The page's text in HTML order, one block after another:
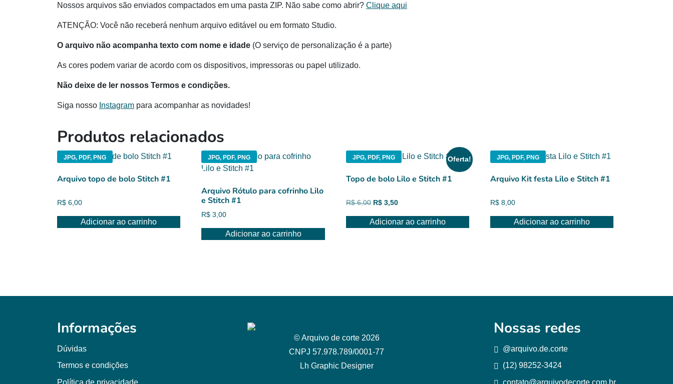
Nossos arquivos são enviados compactados em uma pasta ZIP. Não sabe como abrir? Clique aqui
ATENÇÃO: Você não receberá nenhum arquivo editável ou em formato Studio.
O arquivo não acompanha texto com nome e idade (O serviço de personalização é a parte)
As cores podem variar de acordo com os dispositivos, impressoras ou papel utilizado.
Não deixe de ler nossos Termos e condições.
Siga nosso Instagram para acompanhar as novidades!
Produtos relacionados
JPG, PDF, PNG
Arquivo topo de bolo Stitch #1
R$ 6,00
Adicionar ao carrinho
JPG, PDF, PNG
Arquivo Rótulo para cofrinho Lilo
e Stitch #1
R$ 3,00
Adicionar ao carrinho
JPG, PDF, PNG Oferta!
Topo de bolo Lilo e Stitch #1
R$6,00 O
original
R$3,50O
atual
Adicionar ao carrinho
JPG, PDF, PNG
Arquivo Kit festa Lilo e Stitch #1
R$ 8,00
Adicionar ao carrinho
Informações
Dúvidas
Termos e condições
Política de privacidade
© Arquivo de corte 2026
CNPJ 57.978.789/0001-77
Lh Graphic Designer
Nossas redes
@arquivo.de.corte
(12) 98252-3424
contato@arquivodecorte.com.br